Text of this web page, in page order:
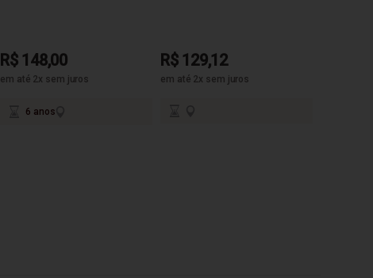
R$ 148,00
em até 2x sem juros
6 anos
R$ 129,12
em até 2x sem juros